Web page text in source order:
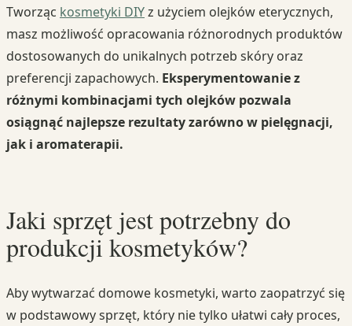
Tworząc kosmetyki DIYz użyciem olejków eterycznych,
masz możliwość opracowania różnorodnych produktów
dostosowanych do unikalnych potrzeb skóry oraz
preferencji zapachowych. Eksperymentowanie z
różnymi kombinacjami tych olejków pozwala
osiągnąć najlepsze rezultaty zarówno w pielęgnacji,
jak i aromaterapii.
Jaki sprzęt jest potrzebny do
produkcji kosmetyków?
Aby wytwarzać domowe kosmetyki, warto zaopatrzyć się
w podstawowy sprzęt, który nie tylko ułatwi cały proces,